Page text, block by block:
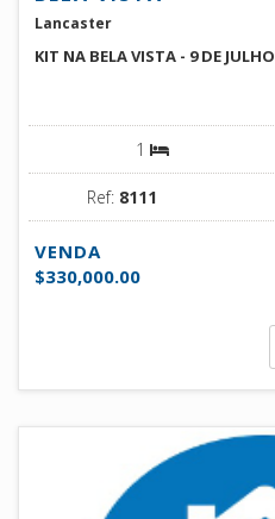
Lancaster
KIT NA BELA VISTA - 9 DE JULHO
1
Ref: 8111
VENDA
$330,000.00